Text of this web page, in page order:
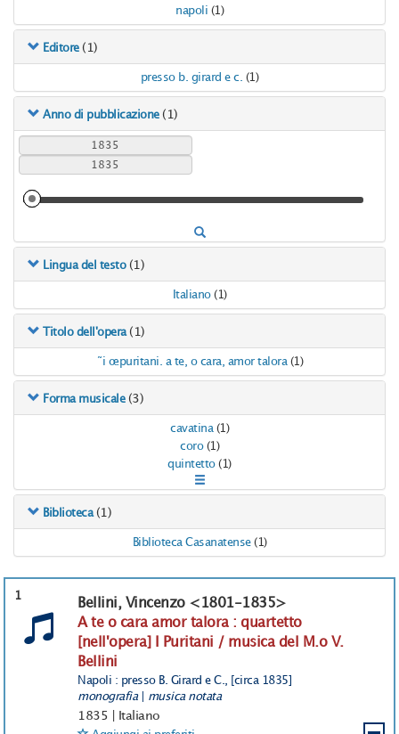
napoli (1)
Editore (1)
presso b. girard e c. (1)
Anno di pubblicazione (1)
Lingua del testo (1)
Italiano (1)
Titolo dell'opera (1)
i puritani. a te, o cara, amor talora (1)
Forma musicale (3)
cavatina (1)
coro (1)
quintetto (1)
Biblioteca (1)
Biblioteca Casanatense (1)
1
Bellini, Vincenzo <1801-1835>
A te o cara amor talora : quartetto
[nell'opera] I Puritani / musica del M.o V.
Bellini
Napoli : presso B. Girard e C., [circa 1835]
monografia| musica notata
1835 Italiano